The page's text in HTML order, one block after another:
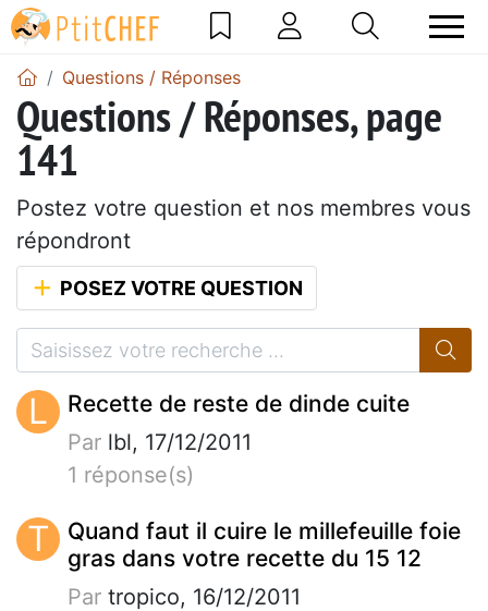
Questions / Réponses
Questions / Réponses, page
141
Postez votre question et nos membres vous
répondront
POSEZ VOTRE QUESTION
L Recette de reste de dinde cuite
Par lbl, 17/12/2011
1 réponse(s)
T
Quand faut il cuire le millefeuille foie
gras dans votre recette du 15 12
Par tropico, 16/12/2011